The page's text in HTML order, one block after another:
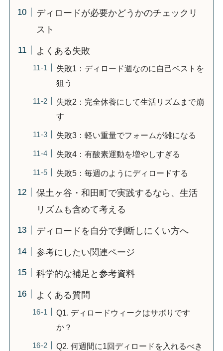
ディロードが必要かどうかのチェックリ
スト
よくある失敗
失敗1：ディロード週なのに自己ベストを
狙う
失敗2：完全休養にして生活リズムまで崩
す
失敗3：軽い重量でフォームが雑になる
失敗4：有酸素運動を増やしすぎる
失敗5：毎週のようにディロードする
保土ヶ谷・和田町で実践するなら、生活
リズムも含めて考える
ディロードを自分で判断しにくい方へ
参考にしたい関連ページ
科学的な補足と参考資料
よくある質問
Q1. ディロードウィークはサボりです
か？
Q2. 何週間に1回ディロードを入れるべき